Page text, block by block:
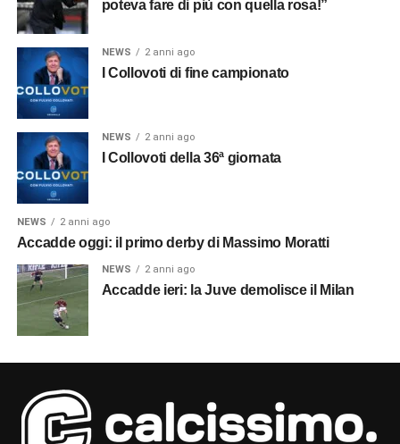
poteva fare di più con quella rosa!”
NEWS 2 anni ago
I Collovoti di fine campionato
NEWS 2 anni ago
I Collovoti della 36ª giornata
NEWS 2 anni ago
Accadde oggi: il primo derby di Massimo Moratti
NEWS 2 anni ago
Accadde ieri: la Juve demolisce il Milan